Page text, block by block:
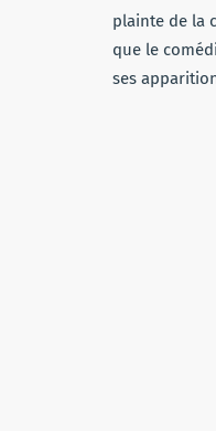
plainte de la
que le
ses